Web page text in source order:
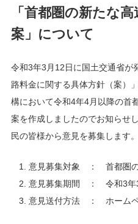
「首都圏の新たな
案」について
令和3年3月12日に国土交通省が
路料金に関する具体方針（案）
構において令和4年4月以降の首
案を作成しましたのでお知らせ
民の皆様から意見を募集します。
意見募集対象 ： 首都圏の
意見募集期間 ： 令和3年3
意見送付方法 ： ホームペ